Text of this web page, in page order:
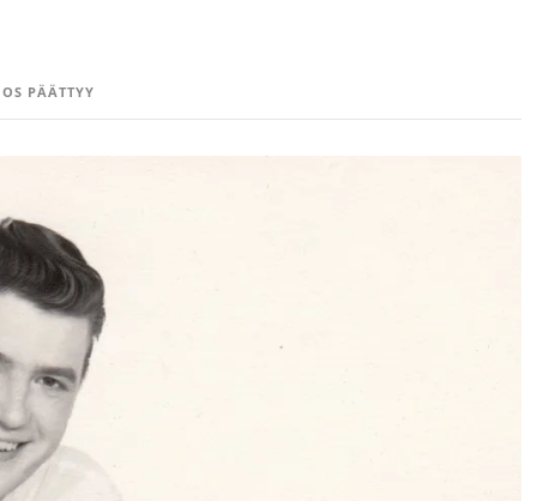
PÄÄTTYY